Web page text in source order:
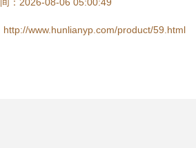
http://www.hunlianyp.com/product/59.html